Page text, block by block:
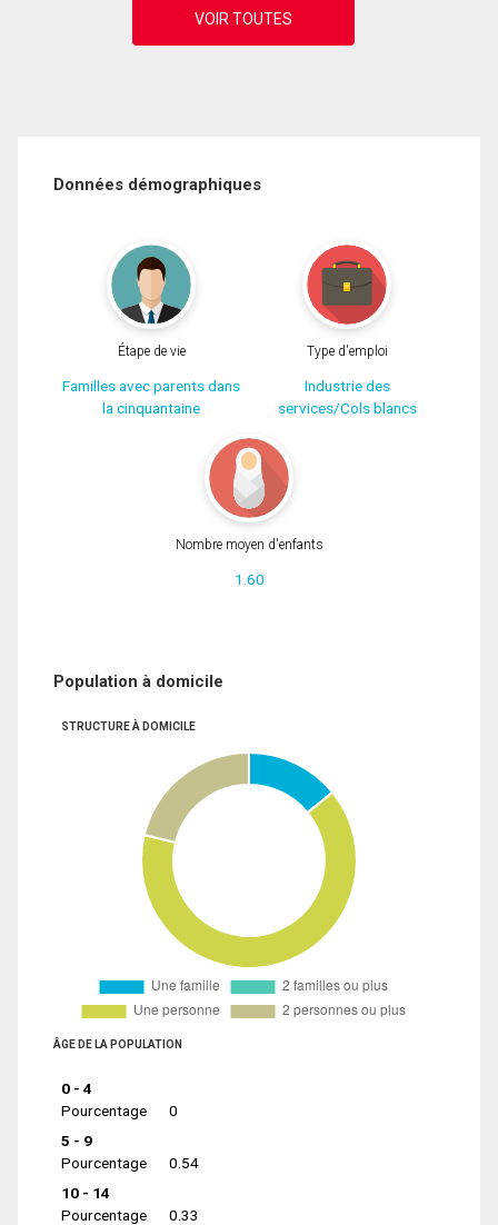
Données démographiques
Étape de vie
Familles avec parents dans
la cinquantaine
Type d'emploi
Industrie des
services/Cols blancs
Nombre moyen d'enfants
1.60
Population à domicile
STRUCTURE À DOMICILE
ÂGE DE LA POPULATION
0 - 4
Pourcentage
0
5 - 9
Pourcentage
0.54
10 - 14
Pourcentage
0.33